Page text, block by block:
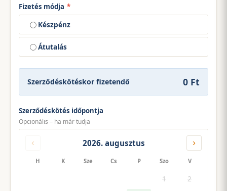
Fizetés módja *
Készpénz
Átutalás
Szerződéskötéskor fizetendő 0 Ft
Szerződéskötés időpontja
Opcionális – ha már tudja
‹ 2026. augusztus ›
H K Sze Cs P Szo V
1 2